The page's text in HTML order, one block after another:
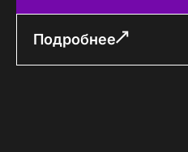
Подробнее